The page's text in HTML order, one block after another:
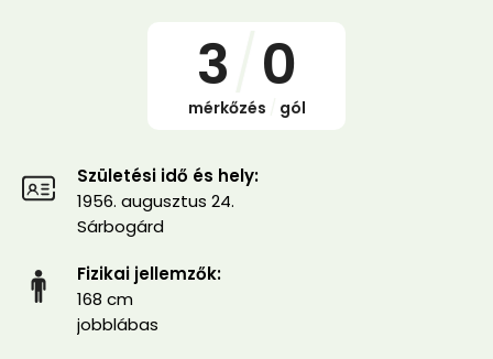
3 0
mérkőzés gól
Születési idő és hely:
1956. augusztus 24.
Sárbogárd
Fizikai jellemzők:
168 cm
jobblábas